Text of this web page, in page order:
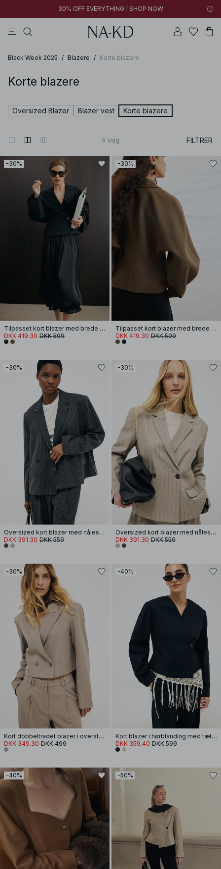
30% OFF EVERYTHING | SHOP NOW
Black Week 2025 / Blazere / Korte blazere
Korte blazere
Oversized Blazer Blazer vest Korte blazere
9 Valg FILTRER
-30%
Tilpasset kort blazer med brede ærmer
DKK 419.30 DKK 599
-30%
Tilpasset kort blazer med brede ærmer
DKK 419.30 DKK 599
-30%
Oversized kort blazer med nålestriber
DKK 391.30 DKK 559
-30%
Oversized kort blazer med nålestriber
DKK 391.30 DKK 559
-30%
Kort dobbeltradet blazer i overstørrelse
DKK 349.30 DKK 499
-40%
Kort blazer i hørblanding med tætsiddende pasform
DKK 359.40 DKK 599
-40% -50%